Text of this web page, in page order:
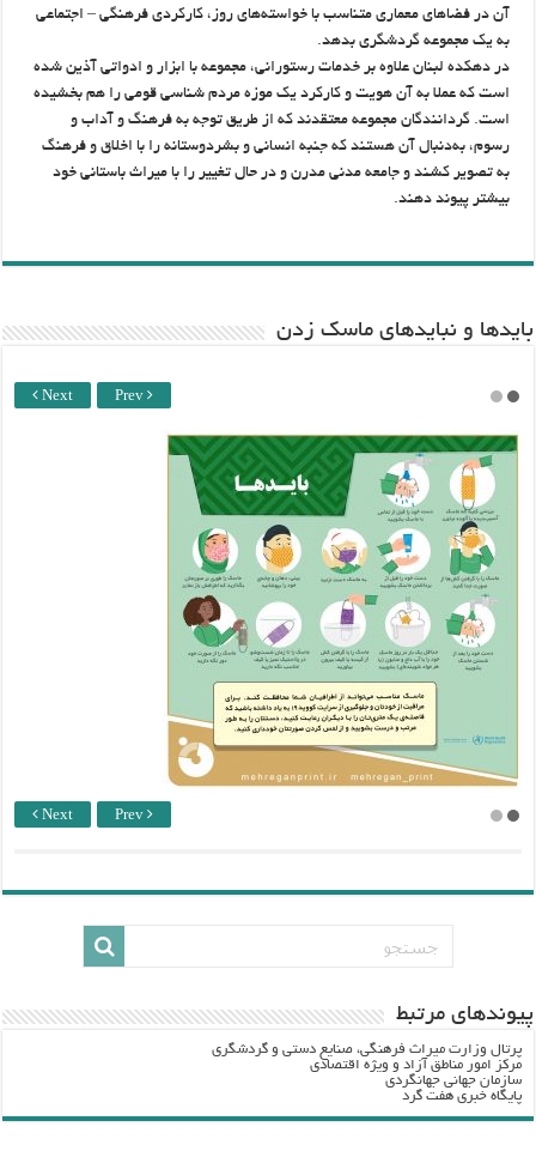
آن در فضاهای معماری متناسب با خواسته‌های روز، کارکردی فرهنگی – اجتماعی
به یک مجموعه گردشگری بدهد.
در دهکده لبنان علاوه بر خدمات رستورانی، مجموعه با ابزار و ادواتی آذین شده
است که عملا به آن هویت و کارکرد یک موزه مردم شناسی قومی را هم بخشیده
است. گردانندگان مجموعه معتقدند که از طریق توجه به فرهنگ و آداب و
رسوم، به‌دنبال آن هستند که جنبه انسانی و بشردوستانه را با اخلاق و فرهنگ
به تصویر کشند و جامعه مدنی مدرن و در حال تغییر را با میراث باستانی خود
بیشتر پیوند دهند.
باید‌ها و نبایدهای ماسک زدن
Next Prev
Next Prev
پيوندهاي مرتبط
پرتال وزارت ميراث فرهنگي، صنایع دستی و گردشگري
مرکز امور مناطق آزاد و ویژه اقتصادی
سازمان جهانی جهانگردی
پایگاه خبری هفت گرد